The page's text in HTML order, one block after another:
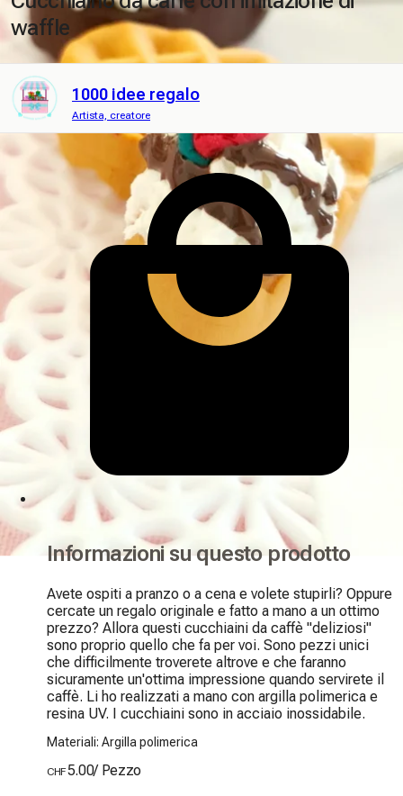
waffle
1000 idee regalo
Artista, creatore
Informazioni su questo prodotto
Avete ospiti a pranzo o a cena e volete stupirli? Oppure
cercate un regalo originale e fatto a mano a un ottimo
prezzo? Allora questi cucchiaini da caffè "deliziosi"
sono proprio quello che fa per voi. Sono pezzi unici
che difficilmente troverete altrove e che faranno
sicuramente un'ottima impressione quando servirete il
caffè. Li ho realizzati a mano con argilla polimerica e
resina UV. I cucchiaini sono in acciaio inossidabile.
Materiali: Argilla polimerica
CHF5.00/ Pezzo